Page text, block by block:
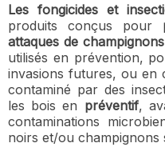
Les fongicides et
produits conçus pour
attaques de
utilisés en prévention,
invasions futures, ou en
contaminé par des
les bois en préventif,
contaminations
noirs et/ou champignons